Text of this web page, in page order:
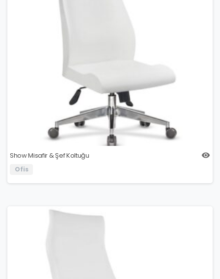
Show Misafir & Şef Koltuğu
Ofis